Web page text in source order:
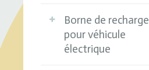
Lorem ipsum dolor sit
amet, consectetur
adipisicing elit. sed do
eiusmod tempor
Lorem ipsum dolor sit
Borne de recharge
pour véhicule
électrique